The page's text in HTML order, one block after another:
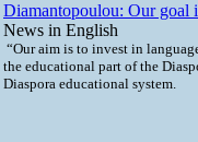
Diamantopoulou: Our goal
News in English
“Our aim is to invest in
the educational part of the
Diaspora educational system.